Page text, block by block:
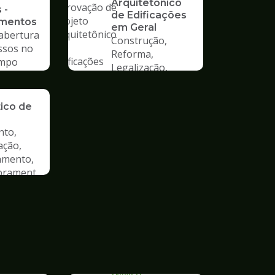
-
no
Arquitetônico
de Edificações
em Geral
Construção,
Reforma,
Legalização,
de